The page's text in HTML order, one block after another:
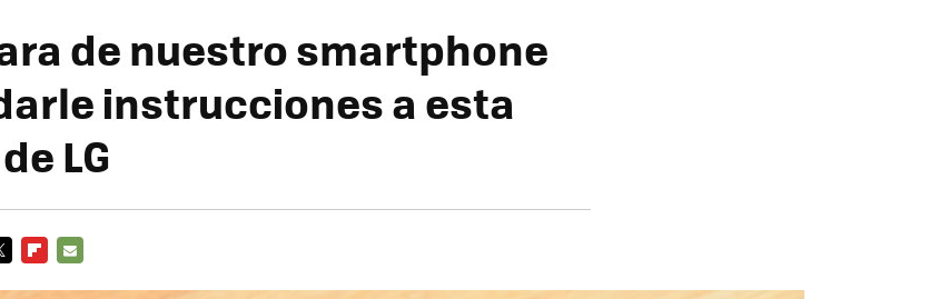
de nuestro smartphone
instrucciones a esta
LG